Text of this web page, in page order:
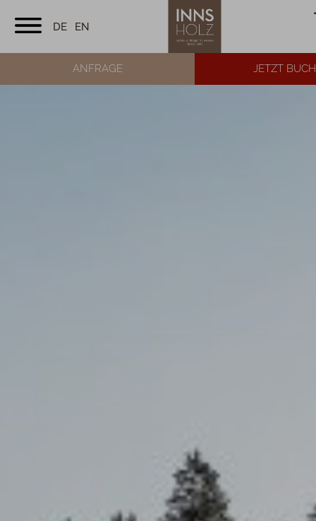
DE EN
ANFRAGE JETZT